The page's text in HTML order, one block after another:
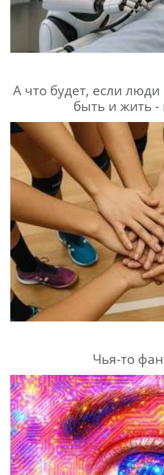
А что будет, если люди
быть и жить -
Чья-то